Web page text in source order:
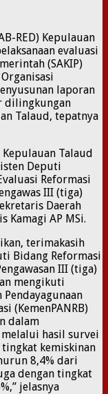
RED) Kepulauan
evaluasi
(SAKIP)
laporan
dilingkungan
Talaud, tepatnya
Talaud
Deputi
Reformasi
III (tiga)
Daerah
Kamagi AP MSi.
terimakasih
Bidang Reformasi
III (tiga)
mengikuti
(KemenPANRB)
dalam
hasil survei
kemiskinan
8,4% dari
dengan tingkat
jelasnya